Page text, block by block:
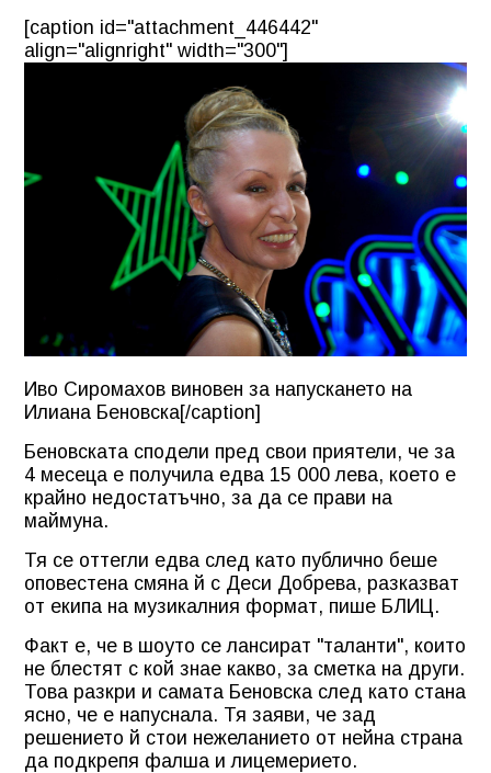
[caption id="attachment_446442"
align="alignright" width="300"]
Иво Сиромахов виновен за напускането на
Илиана Беновска[/caption]
Беновската сподели пред свои приятели, че за
4 месеца е получила едва 15 000 лева, което е
крайно недостатъчно, за да се прави на
маймуна.
Тя се оттегли едва след като публично беше
оповестена смяна й с Деси Добрева, разказват
от екипа на музикалния формат, пише БЛИЦ.
Факт е, че в шоуто се лансират "таланти", които
не блестят с кой знае какво, за сметка на други.
Това разкри и самата Беновска след като стана
ясно, че е напуснала. Тя заяви, че зад
решението й стои нежеланието от нейна страна
да подкрепя фалша и лицемерието.